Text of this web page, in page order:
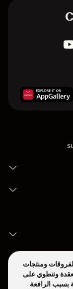
ومنتجات
وتنطوي على
بسبب الرافعة